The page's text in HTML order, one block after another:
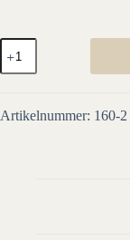
addiCrasy
Trio
Menge
Artikelnummer: 160-2